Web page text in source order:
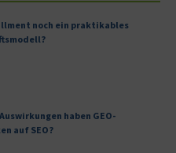
noch ein praktikables
haben GEO-
auf SEO?